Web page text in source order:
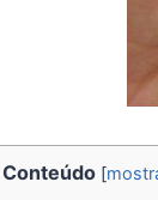
Conteúdo [